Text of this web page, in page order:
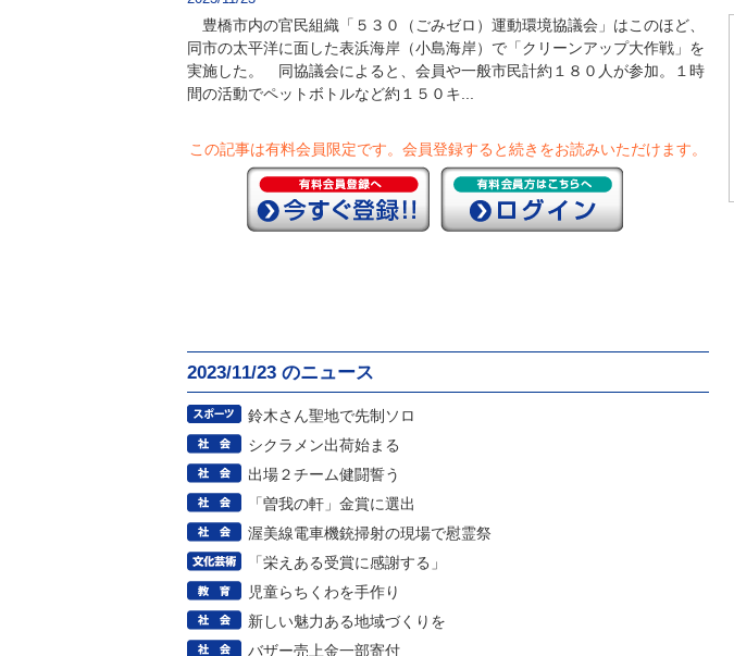
豊橋市内の官民組織「５３０（ごみゼロ）運動環境協議会」はこのほど、
同市の太平洋に面した表浜海岸（小島海岸）で「クリーンアップ大作戦」を
実施した。 同協議会によると、会員や一般市民計約１８０人が参加。１時
間の活動でペットボトルなど約１５０キ...
この記事は有料会員限定です。 会員登録すると続きをお読みいただけます。
2023/11/23 のニュース
鈴木さん聖地で先制ソロ
シクラメン出荷始まる
出場２チーム健闘誓う
「曽我の軒」金賞に選出
渥美線電車機銃掃射の現場で慰霊祭
「栄えある受賞に感謝する」
児童らちくわを手作り
新しい魅力ある地域づくりを
バザー売上金一部寄付